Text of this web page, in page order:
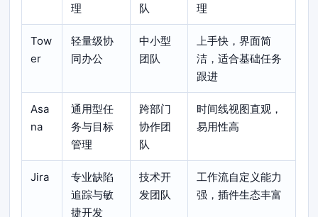
理
队
理
Tow
er
轻量级协
同办公
中小型
团队
上手快，界面简
洁，适合基础任务
跟进
Asa
na
通用型任
务与目标
管理
跨部门
协作团
队
时间线视图直观，
易用性高
Jira
专业缺陷
追踪与敏
捷开发
技术开
发团队
工作流自定义能力
强，插件生态丰富